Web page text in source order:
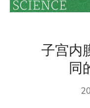
子宫内
同